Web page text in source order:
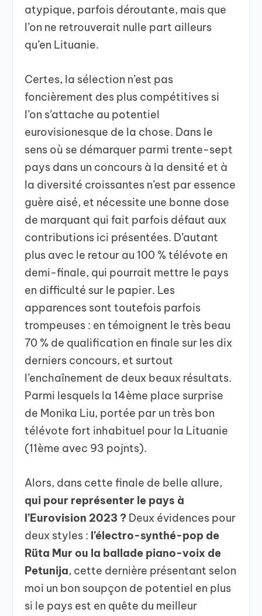
atypique, parfois déroutante, mais que
l’on ne retrouverait nulle part ailleurs
qu’en Lituanie.
Certes, la sélection n’est pas
foncièrement des plus compétitives si
l’on s’attache au potentiel
eurovisionesque de la chose. Dans le
sens où se démarquer parmi trente-sept
pays dans un concours à la densité et à
la diversité croissantes n’est par essence
guère aisé, et nécessite une bonne dose
de marquant qui fait parfois défaut aux
contributions ici présentées. D’autant
plus avec le retour au 100 % télévote en
demi-finale, qui pourrait mettre le pays
en difficulté sur le papier. Les
apparences sont toutefois parfois
trompeuses : en témoignent le très beau
70 % de qualification en finale sur les dix
derniers concours, et surtout
l’enchaînement de deux beaux résultats.
Parmi lesquels la 14ème place surprise
de Monika Liu, portée par un très bon
télévote fort inhabituel pour la Lituanie
(11ème avec 93 pojnts).
Alors, dans cette finale de belle allure,
qui pour représenter le pays à
l’Eurovision 2023 ? Deux évidences pour
deux styles : l’électro-synthé-pop de
Rüta Mur ou la ballade piano-voix de
Petunija, cette dernière présentant selon
moi un bon soupçon de potentiel en plus
si le pays est en quête du meilleur